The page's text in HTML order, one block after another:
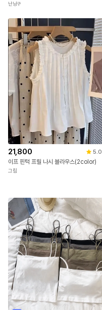
난닝구
21,800 5.0
이프 핀턱 프릴 나시 블라우스(2color)
그림